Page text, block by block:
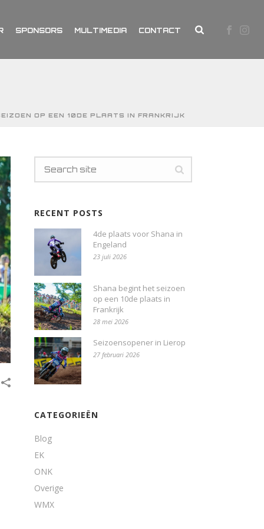
SPONSORS MULTIMEDIA CONTACT
OP EEN 10DE PLAATS IN FRANKRIJK
RECENT POSTS
4de plaats voor Shana in
Engeland
23 juli 2026
Shana begint het seizoen
op een 10de plaats in
Frankrijk
28 mei 2026
Seizoensopener in Lierop
27 februari 2026
CATEGORIEËN
Blog
EK
ONK
Overige
WMX